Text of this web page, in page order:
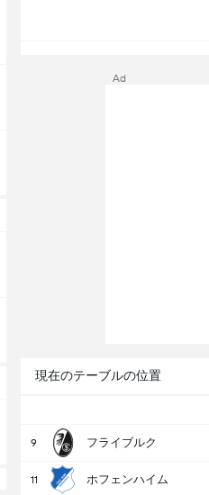
現在のテーブルの位置
9 フライブルク
11 ホフェンハイム
Ad